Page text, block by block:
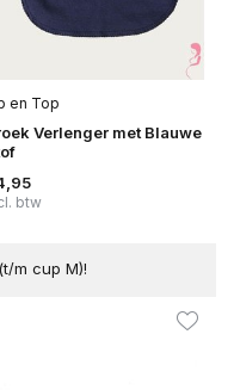
en Top
Verlenger met Blauwe
btw
m cup M)!